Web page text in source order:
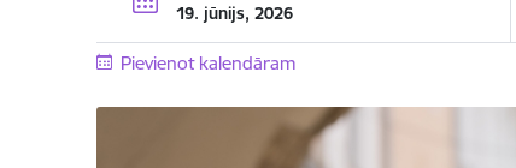
19. jūnijs, 2026
Pievienot kalendāram